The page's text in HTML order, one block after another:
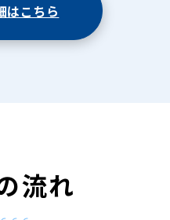
はこちら
流れ